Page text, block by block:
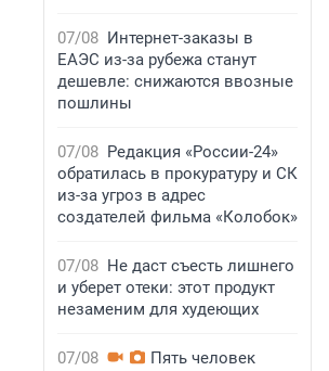
07/08 Интернет-заказы в
ЕАЭС из-за рубежа станут
дешевле: снижаются ввозные
пошлины
07/08 Редакция «России-24»
обратилась в прокуратуру и СК
из-за угроз в адрес
создателей фильма «Колобок»
07/08 Не даст съесть лишнего
и уберет отеки: этот продукт
незаменим для худеющих
07/08
Пять человек